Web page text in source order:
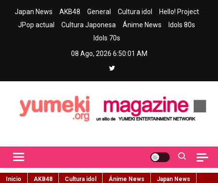
Japan News AKB48 General Cultura idol
Hello! Project
JPop actual
Cultura Japonesa Ánime News
Idols 80s
Idols 70s
08 Ago, 2026 6:50:02 AM
Inicio AKB48 Cultura idol Ánime News
Japan News